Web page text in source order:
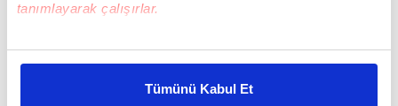
tanımlayarak çalışırlar.
Bu çerezlere izin vermeniz halinde sizlere özel
daha iyi reklam deneyimi yaşatabiliriz. Bunu yaparken
Tümünü Kabul Et